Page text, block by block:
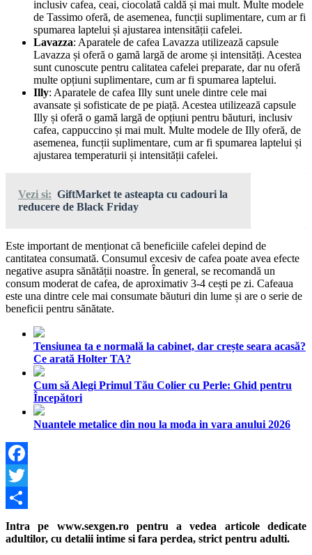
inclusiv cafea, ceai, ciocolată caldă și mai mult. Multe modele
de Tassimo oferă, de asemenea, funcții suplimentare, cum ar fi
spumarea laptelui și ajustarea intensității cafelei.
Lavazza: Aparatele de cafea Lavazza utilizează capsule
Lavazza și oferă o gamă largă de arome și intensități. Acestea
sunt cunoscute pentru calitatea cafelei preparate, dar nu oferă
multe opțiuni suplimentare, cum ar fi spumarea laptelui.
Illy: Aparatele de cafea Illy sunt unele dintre cele mai
avansate și sofisticate de pe piață. Acestea utilizează capsule
Illy și oferă o gamă largă de opțiuni pentru băuturi, inclusiv
cafea, cappuccino și mai mult. Multe modele de Illy oferă, de
asemenea, funcții suplimentare, cum ar fi spumarea laptelui și
ajustarea temperaturii și intensității cafelei.
Vezi si: GiftMarket te asteapta cu cadouri la
reducere de Black Friday
Este important de menționat că beneficiile cafelei depind de
cantitatea consumată. Consumul excesiv de cafea poate avea efecte
negative asupra sănătății noastre. În general, se recomandă un
consum moderat de cafea, de aproximativ 3-4 cești pe zi. Cafeaua
este una dintre cele mai consumate băuturi din lume și are o serie de
beneficii pentru sănătate.
Tensiunea ta e normală la cabinet, dar crește seara acasă?
Ce arată Holter TA?
Cum să Alegi Primul Tău Colier cu Perle: Ghid pentru
Începători
Nuantele metalice din nou la moda in vara anului 2026
Facebook
Twitter
Share
Intra pe www.sexgen.ro pentru a vedea articole dedicate
adultilor, cu detalii intime si fara perdea, strict pentru adulti.